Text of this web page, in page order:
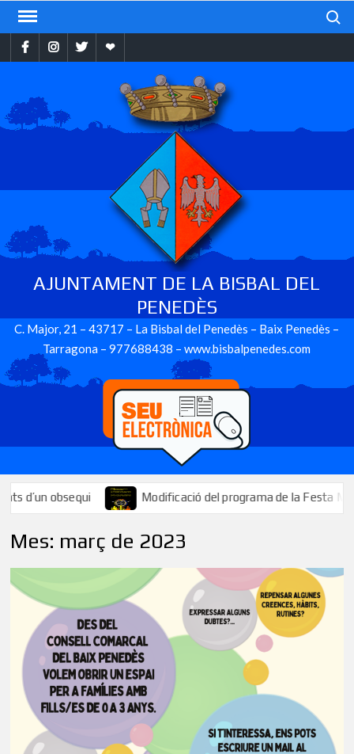
Skip
contentFacebookInstragram
TwitterEbando
AJUNTAMENT DE LA BISBAL DEL
PENEDÈS
C. Major, 21 – 43717 – La Bisbal del Penedès – Baix Penedès –
Tarragona – 977688438 – www.bisbalpenedes.com
Modificació del programa de la Festa Major: se suspèn
Mes: març de 2023